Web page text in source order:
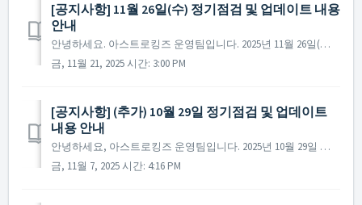
[공지사항] 11월 26일(수) 정기점검 및 업데이트 내용
안내
안녕하세요. 아스트로킹즈 운영팀입니다. 2025년 11월 26일(수) 진행될 정기점검과 업데이트 내용에 대해 안내드립니다. ※ 점검 내용은 상황에 따라 변경될 수 있으며, 변경 시 본 공지로 안내드릴 예정입니다. ▶ 정기점검 및 업데이트 사전 안내 ...
금, 11월 21, 2025 시간: 3:00 PM
[공지사항] (추가) 10월 29일 정기점검 및 업데이트
내용 안내
안녕하세요, 아스트로킹즈 운영팀입니다. 2025년 10월 29일 진행될 정기점검과 업데이트 내용에 대해 안내해 드립니다. ※ 해당 공지는 사전 공지이기에 일부 내용이 변경될 수 있으며, 변경 시 미리 공지를 통해 안내해 드릴 예정입니다. - 점검 시간 : ...
금, 11월 7, 2025 시간: 4:16 PM